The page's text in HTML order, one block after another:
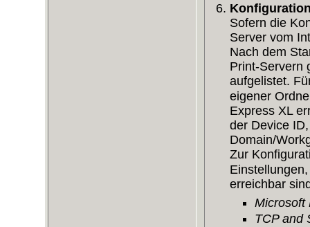
Sofern die
Server vom
Nach dem
Print-Servern
aufgelistet.
eigener
Express XL
der Device
Domain/
Zur
erreichbar
Microsoft
TCP and